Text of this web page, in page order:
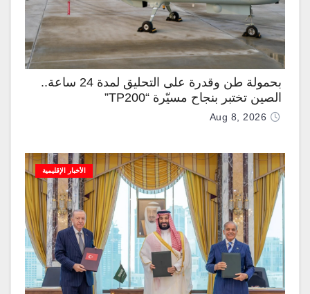
بحمولة طن وقدرة على التحليق لمدة 24 ساعة..
الصين تختبر بنجاح مسيّرة “TP200”
Aug 8, 2026
الأخبار الإقليمية